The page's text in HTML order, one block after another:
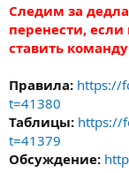
Следим за
перенести,
ставить
Правила: https://
t=41380
Таблицы: https://
t=41379
Обсуждение: